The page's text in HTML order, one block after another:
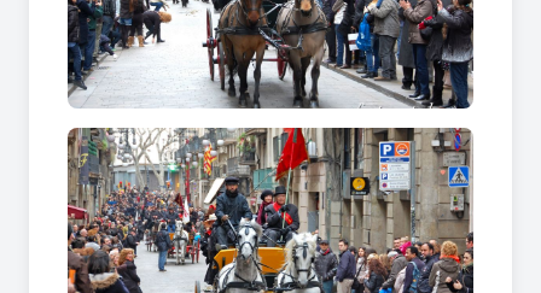
Al webwww.trestombsbarcelona.cates fa un
repàs de la històra recent dels Tres Tombs a
Joan Amades, a Barcelona s’encarregaven de la
desfilada les confraries dels mulaters, els
traginers de ribera i dels bastaixos de capçana,
que eren els gremis que monopolitzaven el
transport de mercaderies de la ciutat.